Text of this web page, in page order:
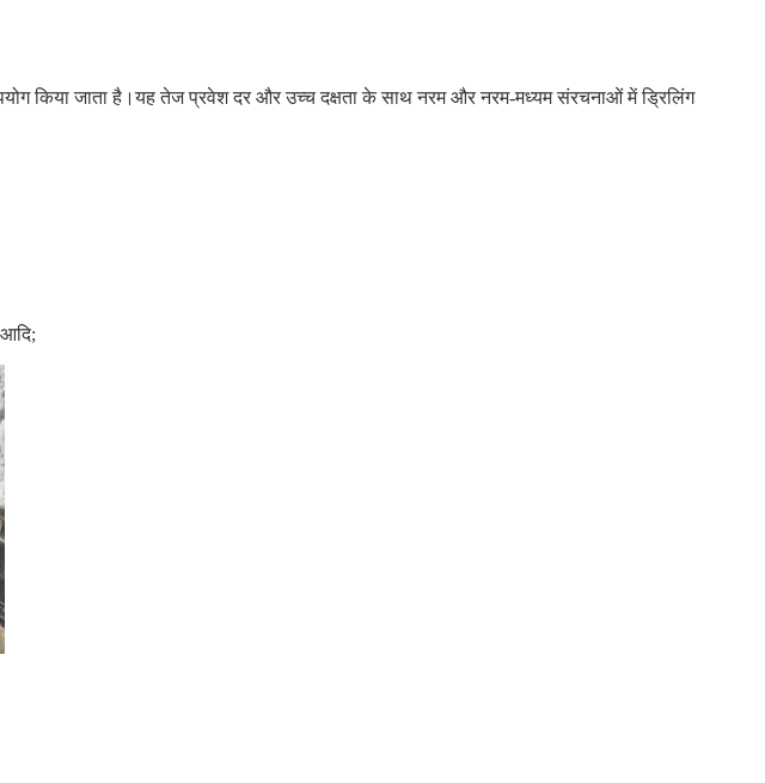
किया जाता है।यह तेज प्रवेश दर और उच्च दक्षता के साथ नरम और नरम-मध्यम संरचनाओं में ड्रिलिंग